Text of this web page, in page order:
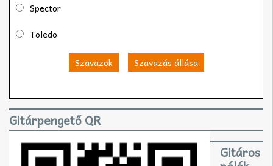
Spector
Toledo
Szavazok Szavazás állása
Gitárpengető QR
Gitáros